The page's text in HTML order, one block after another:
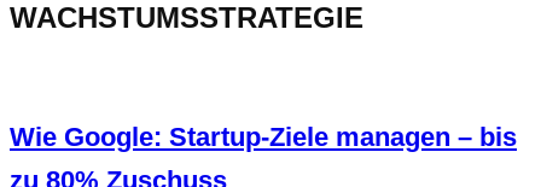
WACHSTUMSSTRATEGIE
Wie Google: Startup-Ziele managen – bis
zu 80% Zuschuss